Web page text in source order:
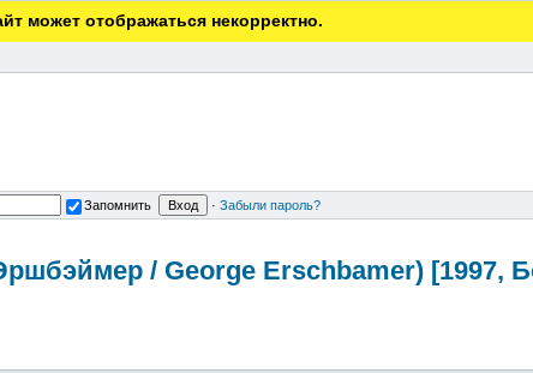
может отображаться некорректно.
Запомнить · Забыли пароль?
/ George Erschbamer) [1997,